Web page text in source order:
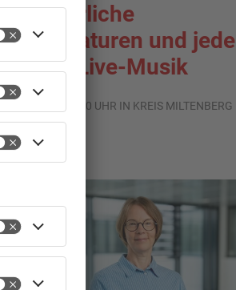
Sommerliche
Temperaturen und jede
Menge Live-Musik
01.08.2026, 21:20 UHR IN KREIS MILTENBERG